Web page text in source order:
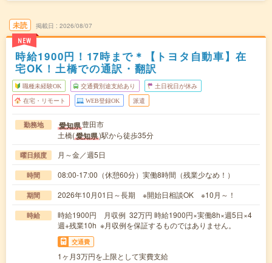
未読
NEW
掲載日 2026/08/07
時給1900円！17時まで＊【トヨタ自動車】在
宅OK！土橋での通訳・翻訳
職種未経験OK 交通費別途支給あり 土日祝日が休み
在宅・リモート WEB登録OK 派遣
勤務地 愛知県豊田市
土橋(愛知県)駅から徒歩35分
曜日頻度 月～金／週5日
時間 08:00-17:00（休憩60分）実働8時間（残業少なめ！）
期間 2026年10月01日～長期 ※開始日相談OK ※10月～！
時給
時給1900円 月収例 32万円 時給1900円×実働8h×週5日×4
週+残業10h ※月収例を保証するものではありません。
交通費
1ヶ月3万円を上限として実費支給